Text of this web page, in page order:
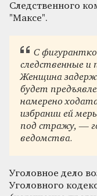
Следственного
"Максе".
С
следственные и
Женщина
будет
намерено
избрании ей
под стражу, —
ведомства.
Уголовное дело
Уголовного